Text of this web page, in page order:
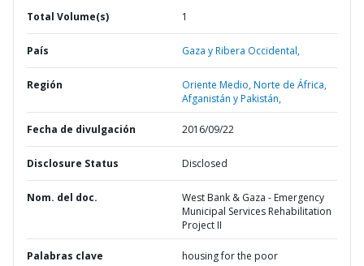
Total Volume(s) 1
País Gaza y Ribera Occidental,
Región
Oriente Medio, Norte de África,
Afganistán y Pakistán,
Fecha de divulgación 2016/09/22
Disclosure Status Disclosed
Nom. del doc.
West Bank & Gaza - Emergency
Municipal Services Rehabilitation
Project II
Palabras clave housing for the poor